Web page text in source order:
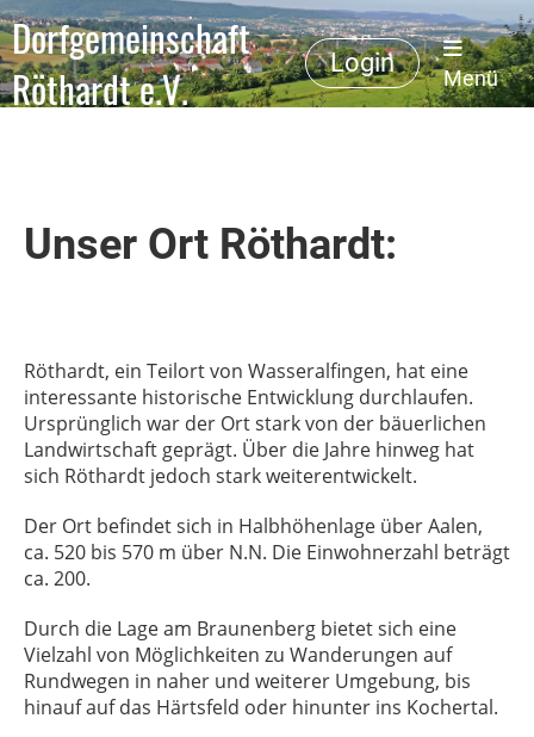
Dorfgemeinschaft
Röthardt e.V.
Login
Menü
Unser Ort Röthardt:
Röthardt, ein Teilort von Wasseralfingen, hat eine
interessante historische Entwicklung durchlaufen.
Ursprünglich war der Ort stark von der bäuerlichen
Landwirtschaft geprägt. Über die Jahre hinweg hat
sich Röthardt jedoch stark weiterentwickelt.
Der Ort befindet sich in Halbhöhenlage über Aalen,
ca. 520 bis 570 m über N.N. Die Einwohnerzahl beträgt
ca. 200.
Durch die Lage am Braunenberg bietet sich eine
Vielzahl von Möglichkeiten zu Wanderungen auf
Rundwegen in naher und weiterer Umgebung, bis
hinauf auf das Härtsfeld oder hinunter ins Kochertal.